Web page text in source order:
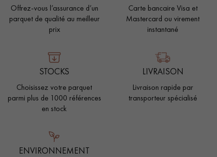
Offrez-vous l’assurance d’un
parquet de qualité au meilleur
prix
Carte bancaire Visa et
Mastercard ou virement
instantané
STOCKS
Choisissez votre parquet
parmi plus de 1000 références
en stock
LIVRAISON
Livraison rapide par
transporteur spécialisé
ENVIRONNEMENT